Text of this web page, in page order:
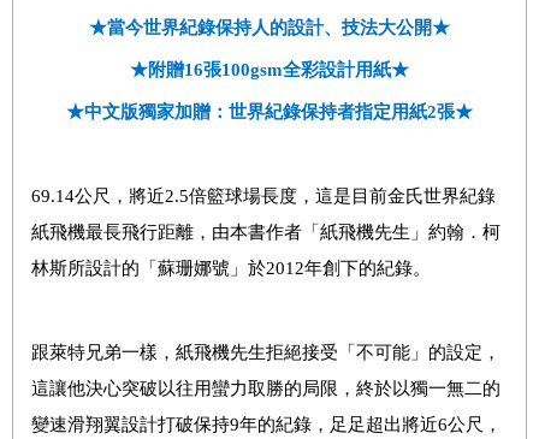
★當今世界紀錄保持人的設計、技法大公開★
★附贈16張100gsm全彩設計用紙★
★中文版獨家加贈：世界紀錄保持者指定用紙2張★
69.14公尺，將近2.5倍籃球場長度，這是目前金氏世界紀錄
紙飛機最長飛行距離，由本書作者「紙飛機先生」約翰．柯
林斯所設計的「蘇珊娜號」於2012年創下的紀錄。
跟萊特兄弟一樣，紙飛機先生拒絕接受「不可能」的設定，
這讓他決心突破以往用蠻力取勝的局限，終於以獨一無二的
變速滑翔翼設計打破保持9年的紀錄，足足超出將近6公尺，